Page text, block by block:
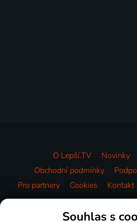
O Lepší.TV Novinky
Obchodní podmínky
Pro partnery
Cookies Kontakt
Videotéka
Souhlas s